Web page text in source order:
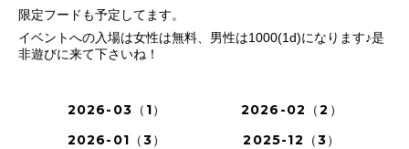
限定フードも予定してます。
イベントへの入場は女性は無料、男性は1000(1d)になります♪是
非遊びに来て下さいね！
2026-03（1）
2026-02（2）
2026-01（3）
2025-12（3）